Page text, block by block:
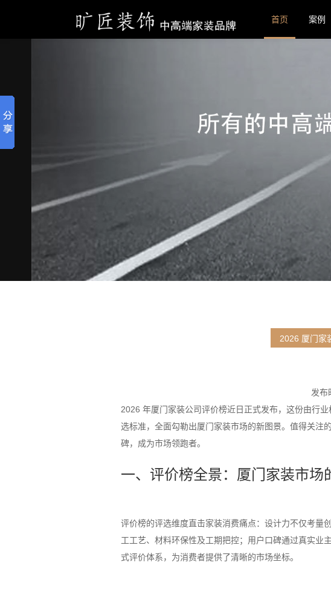
首页 案例
2026 厦门家
发
2026 年厦门家装公司评价榜近日正式发布，这份由行
选标准，全面勾勒出厦门家装市场的新图景。值得关注
碑，成为市场领跑者。
一、评价榜全景：厦门家装市场
评价榜的评选维度直击家装消费痛点：设计力不仅考量
工工艺、材料环保性及工期把控；用户口碑通过真实业
式评价体系，为消费者提供了清晰的市场坐标。